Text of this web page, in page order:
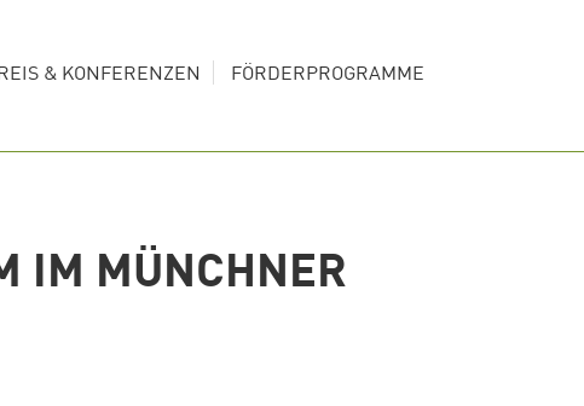
& KONFERENZEN FÖRDERPROGRAMME
IM MÜNCHNER